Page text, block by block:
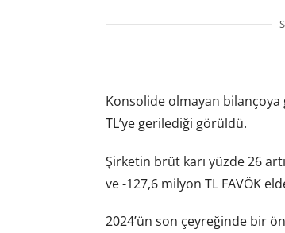
Konsolide olmayan bilançoya
TL’ye gerilediği görüldü.
Şirketin brüt karı yüzde 26
ve -127,6 milyon TL FAVÖK
2024’ün son çeyreğinde bir